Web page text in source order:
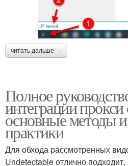
читать дальше →
Полное
интеграции
основные методы
практики
Для обхода рассмотренных
Undetectable отлично